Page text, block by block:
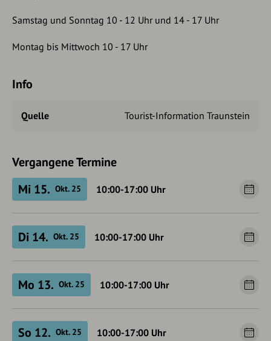
Samstag und Sonntag 10 - 12 Uhr und 14 - 17 Uhr
Montag bis Mittwoch 10 - 17 Uhr
Info
Quelle Tourist-Information Traunstein
Vergangene Termine
Mi 15. Okt. 25 10:00-17:00 Uhr
Di 14. Okt. 25 10:00-17:00 Uhr
Mo 13. Okt. 25 10:00-17:00 Uhr
So 12. Okt. 25 10:00-17:00 Uhr